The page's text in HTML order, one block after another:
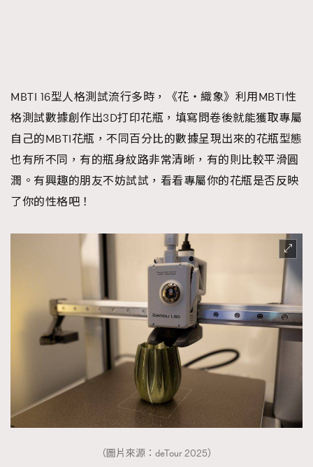
MBTI 16型人格測試流行多時，《花・織象》利用MBTI性
格測試數據創作出3D打印花瓶，填寫問卷後就能獲取專屬
自己的MBTI花瓶，不同百分比的數據呈現出來的花瓶型態
也有所不同，有的瓶身紋路非常清晰，有的則比較平滑圓
潤。有興趣的朋友不妨試試，看看專屬你的花瓶是否反映
了你的性格吧！
（圖片來源：deTour 2025）